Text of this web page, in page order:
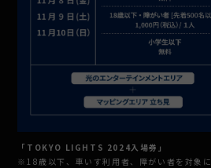
「TOKYO LIGHTS 2024入場券」
※18歳以下、車いす利用者、障がい者を対象に